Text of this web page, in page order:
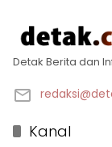
Detak Berita dan
Kanal